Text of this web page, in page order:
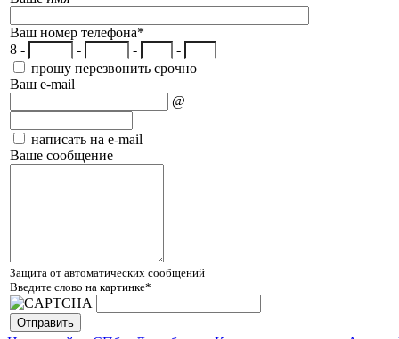
Ваш номер телефона*
8 -
- -
-
прошу перезвонить срочно
Ваш e-mail
@
написать на e-mail
Ваше сообщение
Защита от автоматических сообщений
Введите слово на картинке*